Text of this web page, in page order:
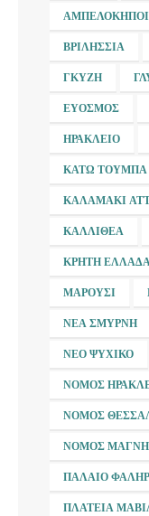
ΒΡΙΛΉΣΣΙΑ
ΓΚΎΖΗ
ΕΎΟΣΜΟΣ
ΗΡΆΚΛΕΙΟ
ΚΆΤΩ ΤΟΎΜΠΑ
ΚΑΛΑΜΆΚΙ
ΚΑΛΛΙΘΈΑ
ΚΡΉΤΗ ΕΛΛΆΔΑ
ΜΑΡΟΎΣΙ
ΝΈΑ ΣΜΎΡΝΗ
ΝΈΟ ΨΥΧΙΚΌ
ΝΟΜΌΣ
ΝΟΜΌΣ
ΝΟΜΌΣ
ΠΑΛΑΙΌ
ΠΛΑΤΕΊΑ